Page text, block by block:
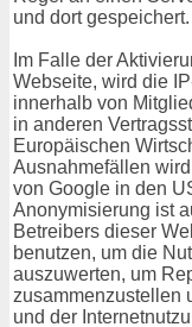
und dort gespeichert.
Im Falle der
Webseite, wird die
innerhalb von
in anderen
Europäischen
Ausnahmefällen
von Google in den
Anonymisierung ist
Betreibers dieser
benutzen, um die
auszuwerten, um
zusammenzustellen
und der